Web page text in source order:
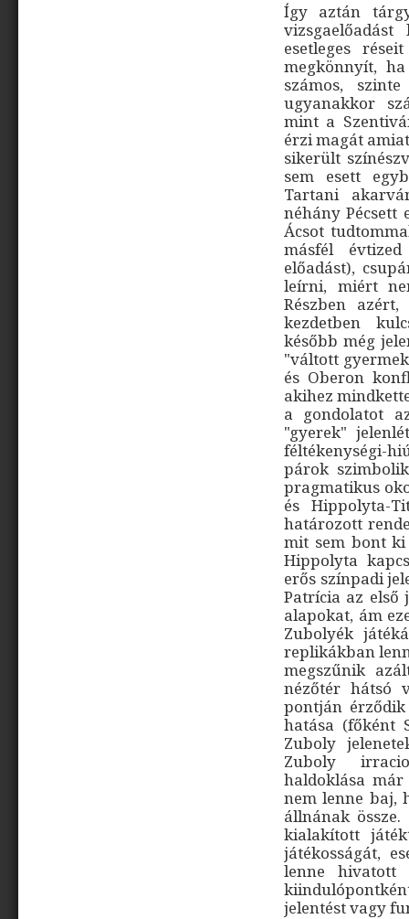
Így aztán
esetleges
megkönnyít,
számos,
ugyanakkor
mint a
érzi magát
sikerült
sem esett
Tartani
néhány Pécsett
Ácsot
másfél
előadást),
leírni, miért
Részben
kezdetben
később még
"váltott
és Oberon
akihez
a gondolatot
"gyerek"
féltékenységi-
párok
pragmatikus
és Hippolyta-
határozott
mit sem bont ki
Hippolyta
erős színpadi
Patrícia az első
alapokat, ám
Zubolyék
replikákban
megszűnik
nézőtér hátsó
pontján
hatása (főként
Zuboly
Zuboly
haldoklása már
nem lenne baj,
állnának
kialakított
játékosságát,
lenne hivatott
jelentést vagy